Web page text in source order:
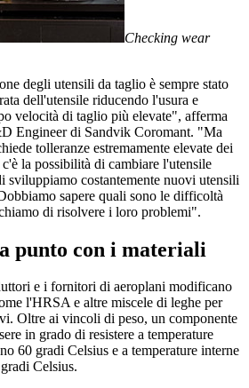
Checking wear
degli utensili da taglio è sempre stato
dell'utensile riducendo l'usura e
velocità di taglio più elevate", afferma
Engineer di Sandvik Coromant. "Ma
tolleranze estremamente elevate dei
la possibilità di cambiare l'utensile
sviluppiamo costantemente nuovi utensili
sapere quali sono le difficoltà
di risolvere i loro problemi".
punto con i materiali
e i fornitori di aeroplani modificano
l'HRSA e altre miscele di leghe per
Oltre ai vincoli di peso, un componente
in grado di resistere a temperature
60 gradi Celsius e a temperature interne
Celsius.